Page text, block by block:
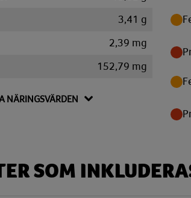
3,41 g
2,39 mg
152,79 mg
NÄRINGSVÄRDEN
SOM